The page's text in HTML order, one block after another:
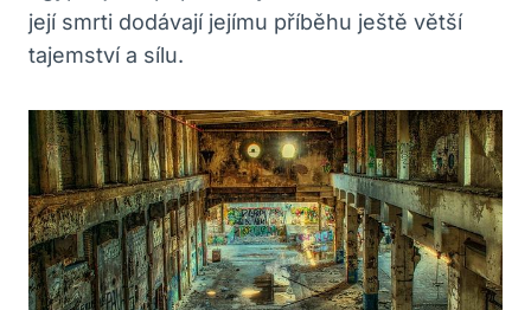
její smrti dodávají jejímu příběhu ještě větší
tajemství a sílu.